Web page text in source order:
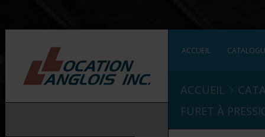
ACCUEIL
ACCUEIL
FURET À